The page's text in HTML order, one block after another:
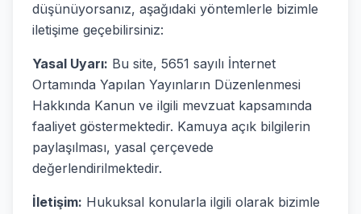
düşünüyorsanız, aşağıdaki yöntemlerle bizimle
iletişime geçebilirsiniz:
Yasal Uyarı: Bu site, 5651 sayılı İnternet
Ortamında Yapılan Yayınların Düzenlenmesi
Hakkında Kanun ve ilgili mevzuat kapsamında
faaliyet göstermektedir. Kamuya açık bilgilerin
paylaşılması, yasal çerçevede
değerlendirilmektedir.
İletişim: Hukuksal konularla ilgili olarak bizimle